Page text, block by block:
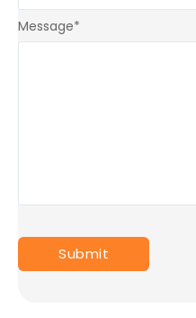
Message*